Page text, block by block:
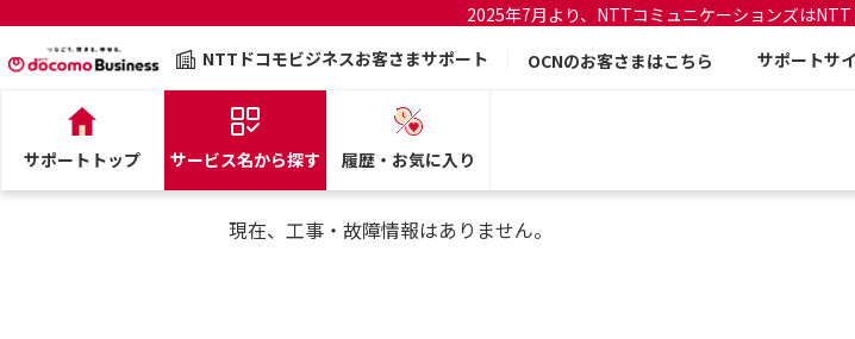
2025年7月より、NTTコミュニケーションズは
NTTドコモビジネスお客さまサポート
OCNのお客さまはこちら サポートサ
サポートトップ サービス名から探す 履歴・お気に入り
現在、工事・故障情報はありません。